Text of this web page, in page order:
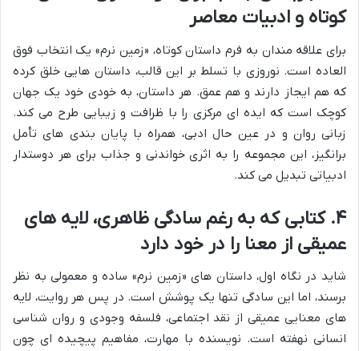
کوتاه و ادبیات معاصر
برای علاقه مندان به فرم داستان کوتاه، «زمین نرم» یک انتخاب فوق
العاده است. نوروزی با تسلط بر این قالب، داستان هایی خلق کرده
که هم ایجاز دارند و هم عمق. هر داستان، به خودی خود یک جهان
کوچک است که ایده ای مرکزی را با ظرافت و زیبایی طرح می کند.
زبانی روان و در عین حال ادبی، همراه با پایان بندی های تأمل
برانگیز، این مجموعه را به اثری خواندنی و جذاب برای هر دوستدار
ادبیاتی تبدیل می کند.
۴. کتابی که به رغم سادگی ظاهری، لایه های
عمیقی از معنا را در خود دارد
شاید در نگاه اول، داستان های «زمین نرم» ساده و معمولی به نظر
برسند، اما این سادگی تنها یک پوشش است. در پس هر روایت، لایه
های معنایی عمیقی از نقد اجتماعی، فلسفه وجودی و روان شناسی
انسانی نهفته است. نویسنده با مهارت، مفاهیم پیچیده ای چون